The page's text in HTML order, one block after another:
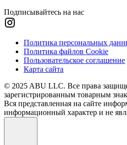
Подписывайтесь на нас
Политика персональных
Политика файлов Cookie
Пользовательское соглашение
Карта сайта
© 2025 ABU LLC. Все права
зарегистрированным товарным
Вся представленная на сайте
информационный характер и не